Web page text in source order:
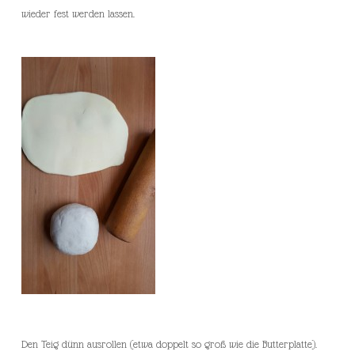
wieder fest werden lassen.
Den Teig dünn ausrollen (etwa doppelt so groß wie die Butterplatte).